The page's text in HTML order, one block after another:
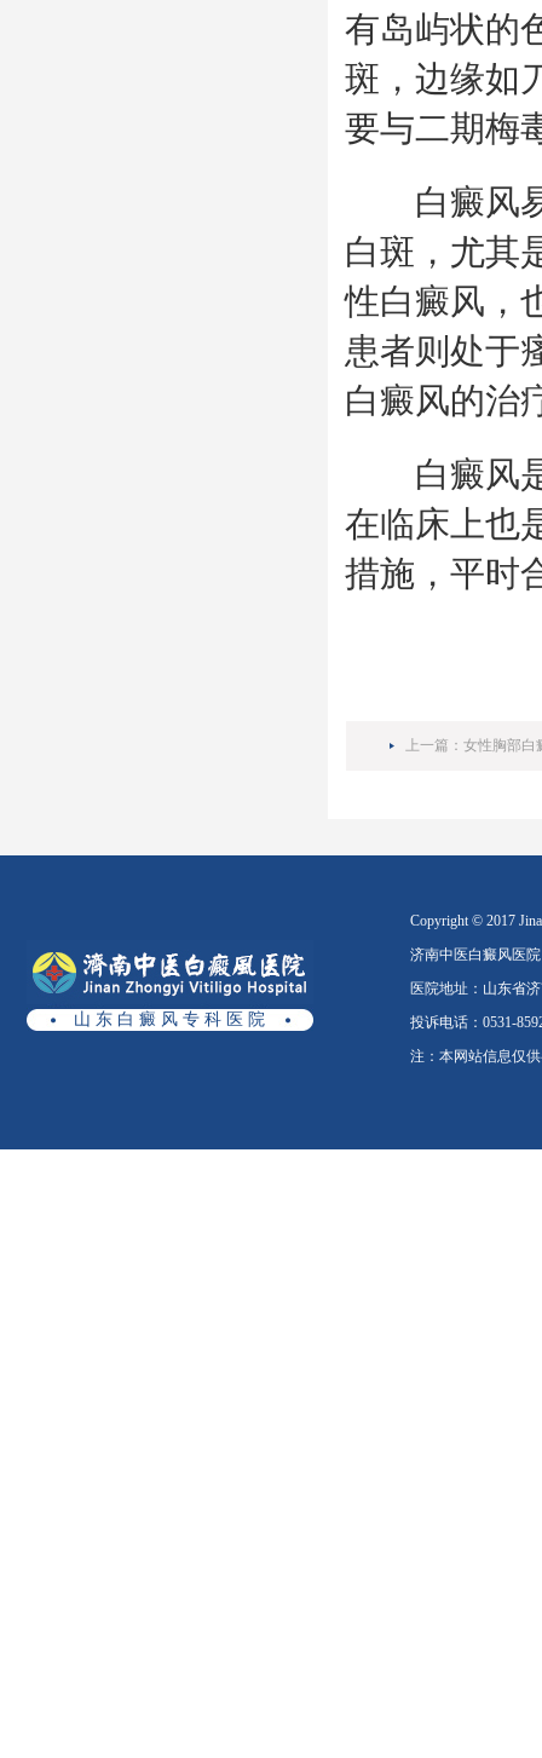
有岛屿状的
斑，边缘如
要与二期梅
白癜风易
白斑，尤其
性白癜风，
患者则处于
白癜风的治
白癜风是
在临床上也
措施，平时
上一篇：女性胸部白
山 东 白 癜 风 专 科 医 院
Copyright © 2017
济南中医白癜风医
医院地址：山东省
投诉电话：0531-
注：本网站信息仅